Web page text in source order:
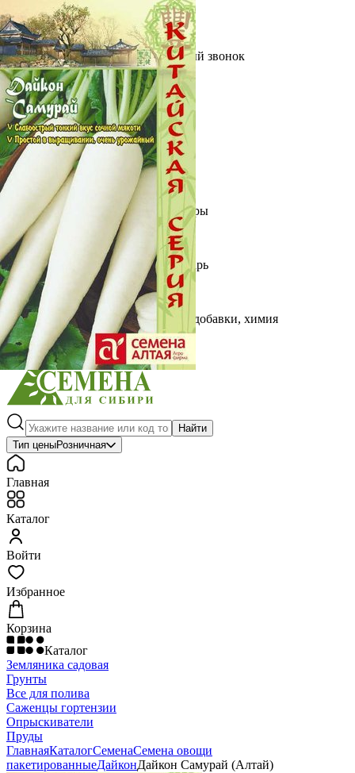
Выберите город
Обратный звонокЗаказать обратный звонок
Каталог
Семена
Газонные травы, сидераты
Горшки, рассадники, аксессуары
Посадочный материал
Садовый инструмент, инвентарь
Консервирование
Средства защиты, удобрения, добавки, химия
Обустройство сада, декор
Найти
Тип ценыРозничная
Главная
Каталог
Войти
Избранное
Корзина
Каталог
Земляника садовая
Грунты
Все для полива
Саженцы гортензии
Опрыскиватели
Пруды
ГлавнаяКаталогСеменаСемена овощи
пакетированныеДайконДайкон Самурай (Алтай)